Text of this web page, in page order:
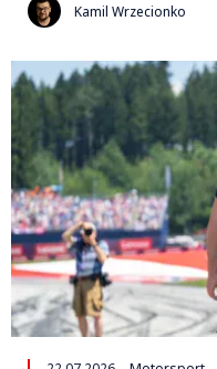
Kamil Wrzecionko